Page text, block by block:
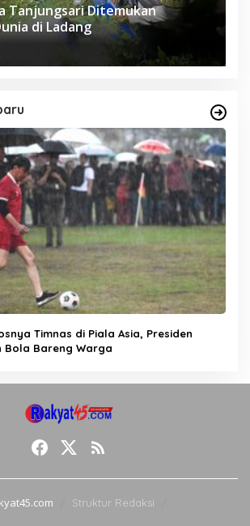
Tanjungsari Ditemukan
di Ladang
Timnas di Piala Asia, Presiden
Bola Bareng Warga
Struktur Redaksi